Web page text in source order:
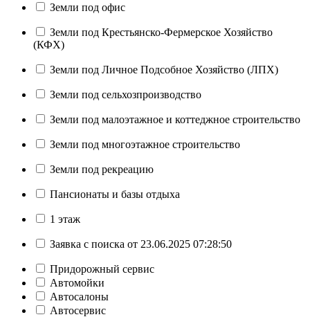
Земли под офис
Земли под Крестьянско-Фермерское Хозяйство
(КФХ)
Земли под Личное Подсобное Хозяйство (ЛПХ)
Земли под сельхозпроизводство
Земли под малоэтажное и коттеджное строительство
Земли под многоэтажное строительство
Земли под рекреацию
Пансионаты и базы отдыха
1 этаж
Заявка с поиска от 23.06.2025 07:28:50
Придорожный сервис
Автомойки
Автосалоны
Автосервис